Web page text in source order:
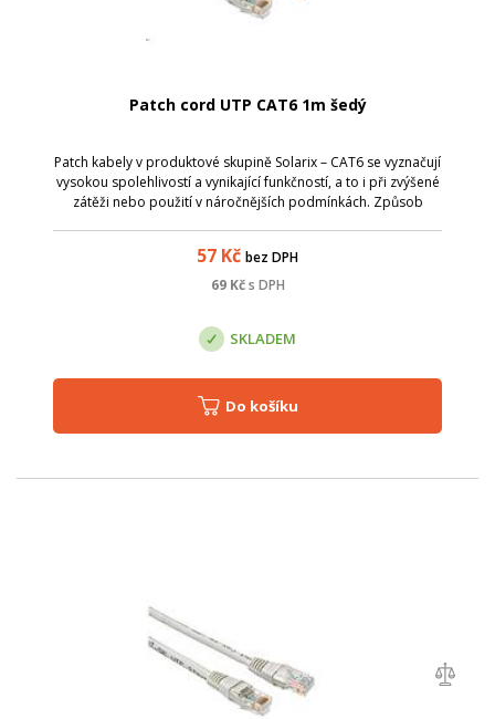
Patch cord UTP CAT6 1m šedý
Patch kabely v produktové skupině Solarix – CAT6 se vyznačují
vysokou spolehlivostí a vynikající funkčností, a to i při zvýšené
zátěži nebo použití v náročnějších podmínkách. Způsob
57 Kč bez DPH
69Kč s DPH
SKLADEM
Do košíku